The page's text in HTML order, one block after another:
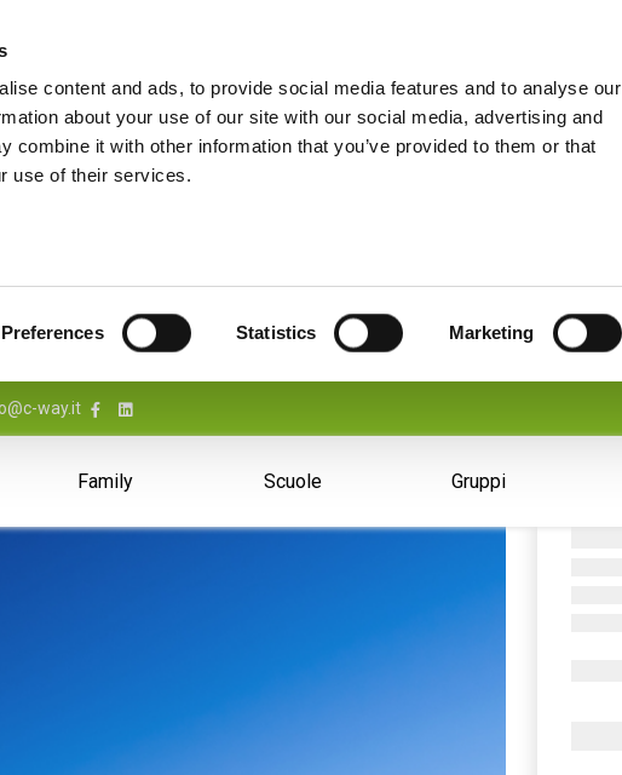
content and ads, to provide social media features and to analyse our
about your use of our site with our social media, advertising and
combine it with other information that you’ve provided to them or that
use of their services.
Preferences Statistics Marketing
way.it
Family Scuole Gruppi